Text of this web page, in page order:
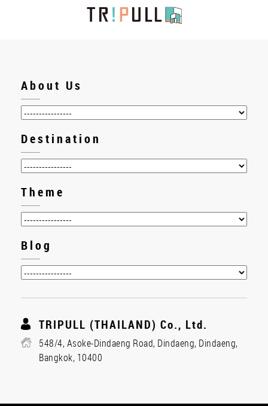
About Us
Destination
Theme
Blog
TRIPULL (THAILAND) Co., Ltd.
548/4, Asoke-Dindaeng Road, Dindaeng, Dindaeng,
Bangkok, 10400